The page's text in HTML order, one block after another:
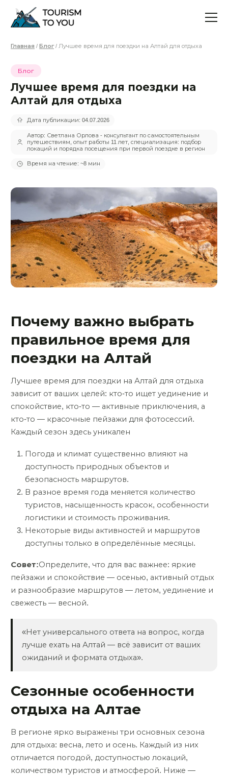
Главная / Блог/ Лучшее время для поездки на Алтай для отдыха
Блог
Лучшее время для поездки на
Алтай для отдыха
Дата публикации: 04.07.2026
Автор: Светлана Орлова - консультант по самостоятельным
путешествиям, опыт работы 11 лет, специализация: подбор
локаций и порядка посещения при первой поездке в регион
Время на чтение: ~8 мин
Почему важно выбрать
правильное время для
поездки на Алтай
Лучшее время для поездки на Алтай для отдыха
зависит от ваших целей: кто-то ищет уединение и
спокойствие, кто-то — активные приключения, а
кто-то — красочные пейзажи для фотосессий.
Каждый сезон здесь уникален
Погода и климат существенно влияют на
доступность природных объектов и
безопасность маршрутов.
В разное время года меняется количество
туристов, насыщенность красок, особенности
логистики и стоимость проживания.
Некоторые виды активностей и маршрутов
доступны только в определённые месяцы.
Совет:Определите, что для вас важнее: яркие
пейзажи и спокойствие — осенью, активный отдых
и разнообразие маршрутов — летом, уединение и
свежесть — весной.
«Нет универсального ответа на вопрос, когда
лучше ехать на Алтай — всё зависит от ваших
ожиданий и формата отдыха».
Сезонные особенности
отдыха на Алтае
В регионе ярко выражены три основных сезона
для отдыха: весна, лето и осень. Каждый из них
отличается погодой, доступностью локаций,
количеством туристов и атмосферой. Ниже —